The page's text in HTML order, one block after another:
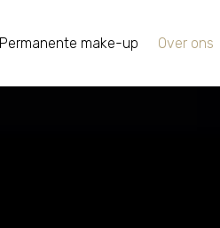
Permanente make-up Over ons